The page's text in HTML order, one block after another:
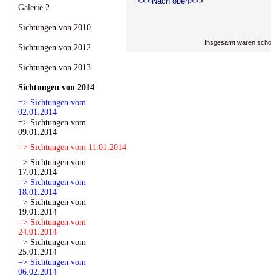
Galerie 2
Sichtungen von 2010
Sichtungen von 2012
Sichtungen von 2013
Sichtungen von 2014
=> Sichtungen vom
02.01.2014
=> Sichtungen vom
09.01.2014
=> Sichtungen vom 11.01.2014
=> Sichtungen vom
17.01.2014
=> Sichtungen vom
18.01.2014
=> Sichtungen vom
19.01.2014
=> Sichtungen vom
24.01.2014
=> Sichtungen vom
25.01.2014
=> Sichtungen vom
06.02.2014
Insgesamt waren